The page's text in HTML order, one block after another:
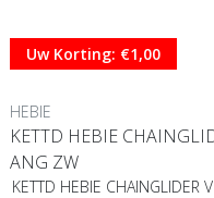
Uw Korting: €1,00
HEBIE
KETTD HEBIE
ANG ZW
KETTD HEBIE CHAINGLIDER